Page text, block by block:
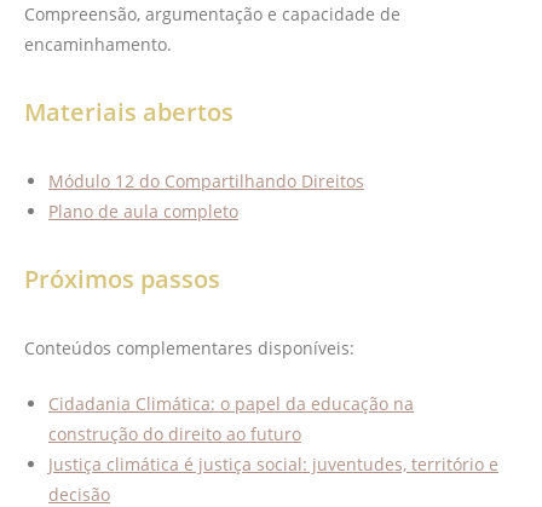
Compreensão, argumentação e capacidade de
encaminhamento.
Materiais abertos
Módulo 12 do Compartilhando Direitos
Plano de aula completo
Próximos passos
Conteúdos complementares disponíveis:
Cidadania Climática: o papel da educação na
construção do direito ao futuro
Justiça climática é justiça social: juventudes, território e
decisão